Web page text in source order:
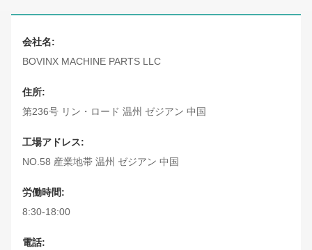
会社名:
BOVINX MACHINE PARTS LLC
住所:
第236号 リン・ロード 温州 ゼジアン 中国
工場アドレス:
NO.58 産業地帯 温州 ゼジアン 中国
労働時間:
8:30-18:00
電話: